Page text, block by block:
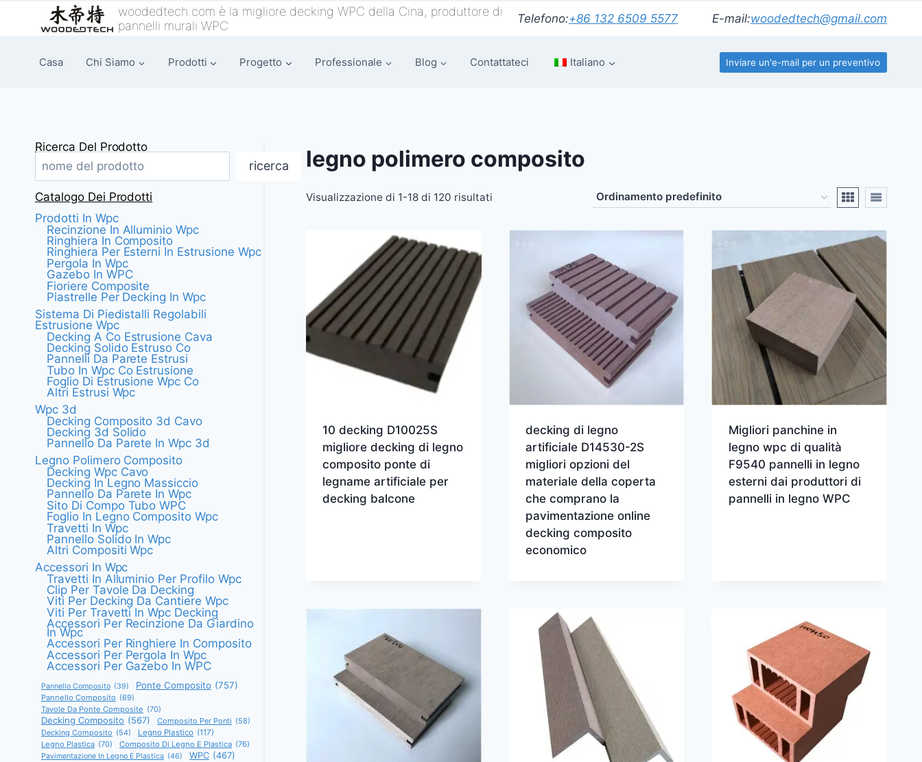
woodedtech.com è la migliore decking WPC della Cina, produttore di
pannelli murali WPC
Telefono:+86 132 6509 5577 E-mail:woodedtech@gmail.com
Casa Chi Siamo Prodotti Progetto Professionale Blog Contattateci Italiano Inviare un'e-mail per un preventivo
legno polimero composito
Visualizzazione di 1-18 di 120 risultati
10 decking D10025S
migliore decking di legno
composito ponte di
legname artificiale per
decking balcone
decking di legno
artificiale D14530-2S
migliori opzioni del
materiale della coperta
che comprano la
pavimentazione online
decking composito
economico
Migliori panchine in
legno wpc di qualità
F9540 pannelli in legno
esterni dai produttori di
pannelli in legno WPC
Ricerca Del Prodotto
ricerca
Catalogo Dei Prodotti
Prodotti In Wpc
Recinzione In Alluminio Wpc
Ringhiera In Composito
Ringhiera Per Esterni In Estrusione Wpc
Pergola In Wpc
Gazebo In WPC
Fioriere Composite
Piastrelle Per Decking In Wpc
Sistema Di Piedistalli Regolabili
Estrusione Wpc
Decking A Co Estrusione Cava
Decking Solido Estruso Co
Pannelli Da Parete Estrusi
Tubo In Wpc Co Estrusione
Foglio Di Estrusione Wpc Co
Altri Estrusi Wpc
Wpc 3d
Decking Composito 3d Cavo
Decking 3d Solido
Pannello Da Parete In Wpc 3d
Legno Polimero Composito
Decking Wpc Cavo
Decking In Legno Massiccio
Pannello Da Parete In Wpc
Sito Di Compo Tubo WPC
Foglio In Legno Composito Wpc
Travetti In Wpc
Pannello Solido In Wpc
Altri Compositi Wpc
Accessori In Wpc
Travetti In Alluminio Per Profilo Wpc
Clip Per Tavole Da Decking
Viti Per Decking Da Cantiere Wpc
Viti Per Travetti In Wpc Decking
Accessori Per Recinzione Da Giardino
In Wpc
Accessori Per Ringhiere In Composito
Accessori Per Pergola In Wpc
Accessori Per Gazebo In WPC
Pannello Composito (39) Ponte Composito (757)
Pannello Composito (69)
Tavole Da Ponte Composite (70)
Decking Composito (567) Composito Per Ponti (58)
Decking Composito (54) Legno Plastico (117)
Legno Plastica (70) Composito Di Legno E Plastica (76)
Pavimentazione In Legno E Plastica (46) WPC (467)